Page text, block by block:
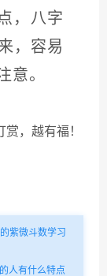
，八字
，容易
意。
，越有福！
紫微斗数学习
人有什么特点